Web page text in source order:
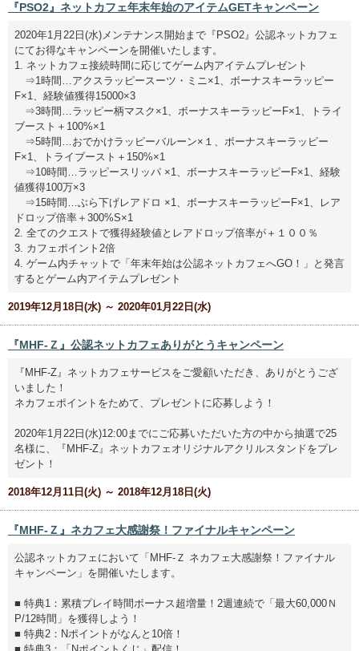
『PSO2』ネットカフェ年末年始のアイテムGETキャンペーン
2020年1月22日(水)メンテナンス開始まで『PSO2』公認ネットカフェ
にてお得なキャンペーンを開催いたします。
1. ネットカフェ接続時間に応じてゲーム内アイテムプレゼント
⇒1時間…アクスラッピースーツ・ミニ×1、ボーナスキーラッピー
F×1、経験値獲得15000×3
⇒3時間…ラッピー柄マスク×1、ボーナスキーラッピーF×1、トライ
ブースト＋100%×1
⇒5時間…おでかけラッピーバルーン×１、ボーナスキーラッピー
F×1、トライブースト＋150%×1
⇒10時間…ラッピースリッパ ×1、ボーナスキーラッピーF×1、経験
値獲得100万×3
⇒15時間…ぶら下げレアドロ ×1、ボーナスキーラッピーF×1、レア
ドロップ倍率＋300%S×1
2. 全てのクエストで獲得経験値とレアドロップ倍率が＋１００％
3. カフェポイント2倍
4. ゲーム内チャットで「年末年始は公認ネットカフェへGO！」と発言
するとゲーム内アイテムプレゼント
2019年12月18日(水) ～ 2020年01月22日(水)
『MHF-Ｚ』公認ネットカフェありがとうキャンペーン
『MHF-Z』ネットカフェサービスをご愛顧いただき、ありがとうござ
いました！
ネカフェポイントをためて、プレゼントに応募しよう！
2020年1月22日(水)12:00までにご応募いただいた方の中から抽選で25
名様に、『MHF-Z』ネットカフェオリジナルアクリルスタンドをプレ
ゼント！
2018年12月11日(火) ～ 2018年12月18日(火)
『MHF-Ｚ』ネカフェ大感謝祭！ファイナルキャンペーン
公認ネットカフェにおいて「MHF-Ｚ ネカフェ大感謝祭！ファイナル
キャンペーン」を開催いたします。
■ 特典1：累積プレイ時間ボーナス超増量！2週連続で「最大60,000Ｎ
P/12時間」を獲得しよう！
■ 特典2：Nポイントがなんと10倍！